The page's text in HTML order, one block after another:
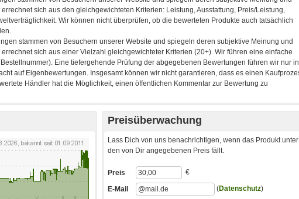
Preisüberwachung
Lass Dich von uns benachrichtigen, wenn das Produkt unter
den von Dir angegebenen Preis fällt.
Preis €
E-Mail (Datenschutz)